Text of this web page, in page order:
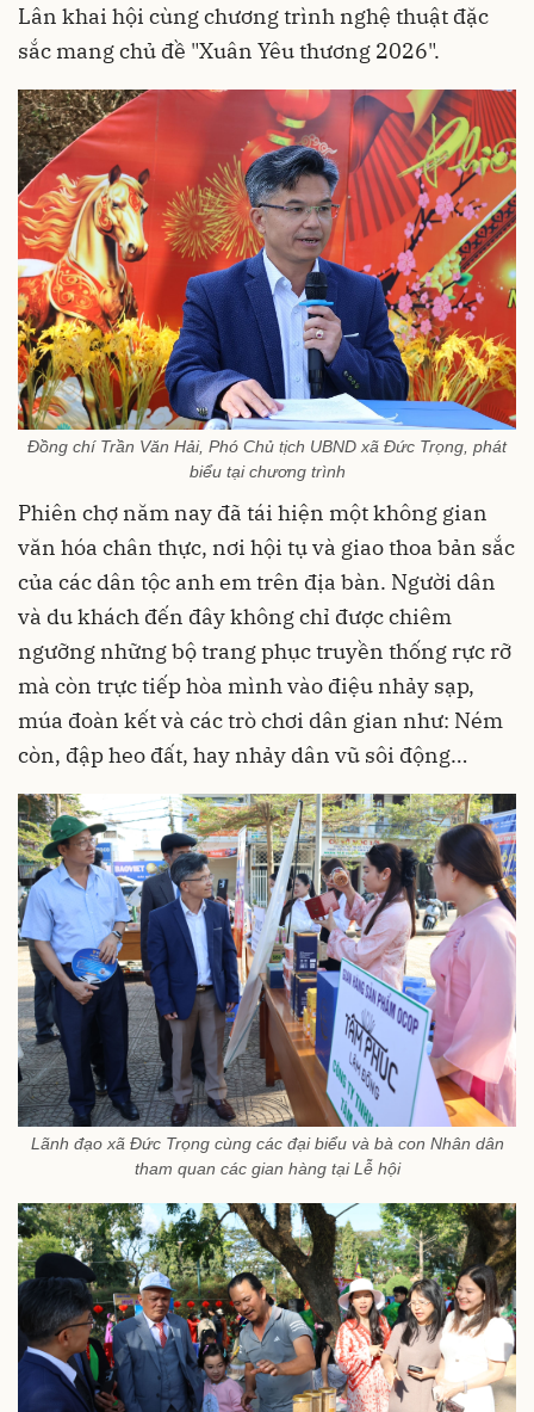
Lân khai hội cùng chương trình nghệ thuật đặc
sắc mang chủ đề "Xuân Yêu thương 2026".
Đồng chí Trần Văn Hải, Phó Chủ tịch UBND xã Đức Trọng, phát
biểu tại chương trình
Phiên chợ năm nay đã tái hiện một không gian
văn hóa chân thực, nơi hội tụ và giao thoa bản sắc
của các dân tộc anh em trên địa bàn. Người dân
và du khách đến đây không chỉ được chiêm
ngưỡng những bộ trang phục truyền thống rực rỡ
mà còn trực tiếp hòa mình vào điệu nhảy sạp,
múa đoàn kết và các trò chơi dân gian như: Ném
còn, đập heo đất, hay nhảy dân vũ sôi động…
Lãnh đạo xã Đức Trọng cùng các đại biểu và bà con Nhân dân
tham quan các gian hàng tại Lễ hội